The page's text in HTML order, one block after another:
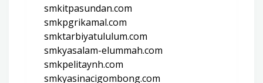
smkitpasundan.com
smkpgrikamal.com
smktarbiyatululum.com
smkyasalam-elummah.com
smkpelitaynh.com
smkyasinacigombong.com